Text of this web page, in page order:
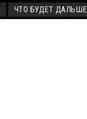
ЧТО БУДЕТ ДАЛЬШЕ